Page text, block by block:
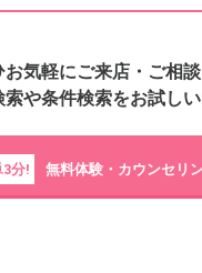
お気軽にご来店・ご相談
や条件検索をお試しい
分! 無料体験・カウンセリ